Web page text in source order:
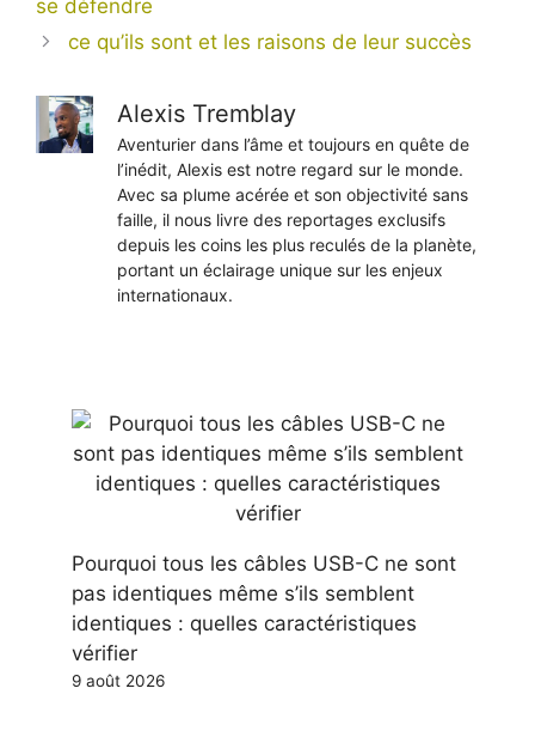
se défendre
ce qu’ils sont et les raisons de leur succès
Alexis Tremblay
Aventurier dans l’âme et toujours en quête de
l’inédit, Alexis est notre regard sur le monde.
Avec sa plume acérée et son objectivité sans
faille, il nous livre des reportages exclusifs
depuis les coins les plus reculés de la planète,
portant un éclairage unique sur les enjeux
internationaux.
Pourquoi tous les câbles USB-C ne sont
pas identiques même s’ils semblent
identiques : quelles caractéristiques
vérifier
9 août 2026